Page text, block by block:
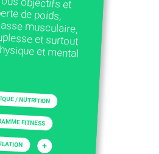
/ NUTRITION
FITNESS
+